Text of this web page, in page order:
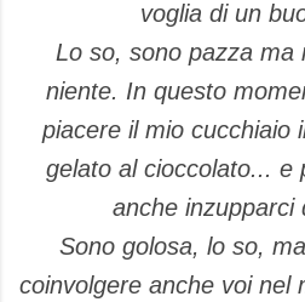
voglia di un
Lo so, sono pazza ma
niente. In questo
piacere il mio cucchiaio
gelato al cioccolato... e
anche inzupparci
Sono golosa, lo so,
coinvolgere anche voi nel